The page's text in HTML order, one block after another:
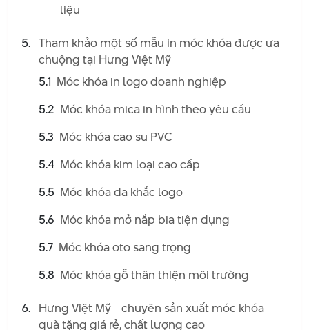
Tính đa năng tiện dụng
Móc khóa giúp giữ các chìa khóa gọn gàng, tránh thất lạc. Với
thiết kế đa dạng, bạn có thể dễ dàng nhận biết chùm chìa
khóa của mình. Không chỉ vậy, móc khóa có thể là một phụ
kiện nhỏ xinh để trang trí túi xách, balo hoặc móc vào điện
Giá trị quảng bá
quảng bá thương hiệu, sản phẩm hoặc sự kiện. Khi người
thương hiệu của bạn đến những người xung quanh bằng
Phù hợp với nhiều đối tượng
chìa khóa xinh xắn:
Mọi lứa tuổi:Từ trẻ em đến người lớn, ai cũng có thể
liệu
Tham khảo một số mẫu in móc khóa được ưa
chuộng tại Hưng Việt Mỹ
5.1 Móc khóa in logo doanh nghiệp
5.2 Móc khóa mica in hình theo yêu cầu
5.3 Móc khóa cao su PVC
5.4 Móc khóa kim loại cao cấp
5.5 Móc khóa da khắc logo
5.6 Móc khóa mở nắp bia tiện dụng
5.7 Móc khóa oto sang trọng
5.8 Móc khóa gỗ thân thiện môi trường
Hưng Việt Mỹ - chuyên sản xuất móc khóa
quà tặng giá rẻ, chất lượng cao